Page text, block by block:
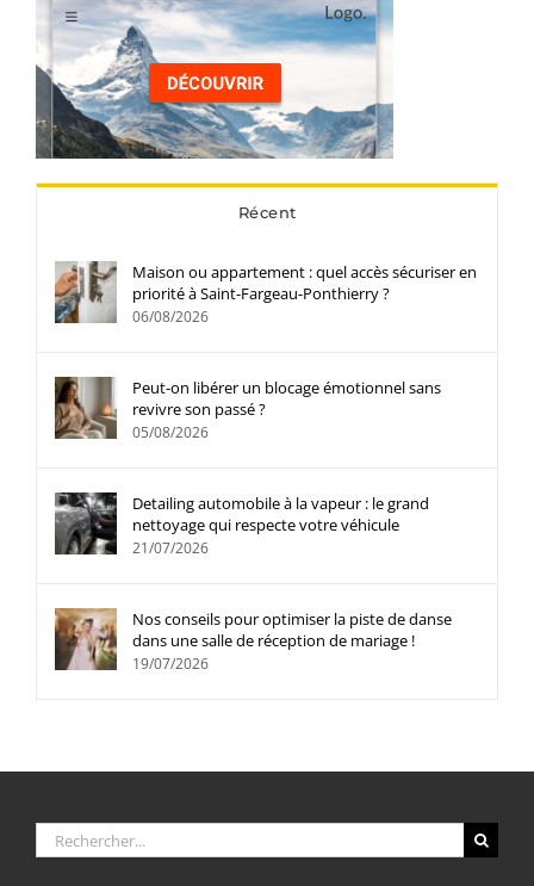
Récent
Maison ou appartement : quel accès sécuriser en
priorité à Saint-Fargeau-Ponthierry ?
06/08/2026
Peut-on libérer un blocage émotionnel sans
revivre son passé ?
05/08/2026
Detailing automobile à la vapeur : le grand
nettoyage qui respecte votre véhicule
21/07/2026
Nos conseils pour optimiser la piste de danse
dans une salle de réception de mariage !
19/07/2026
Rechercher: